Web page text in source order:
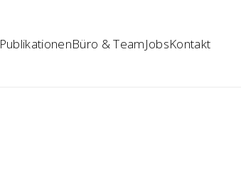
PublikationenBüro & TeamJobsKontakt